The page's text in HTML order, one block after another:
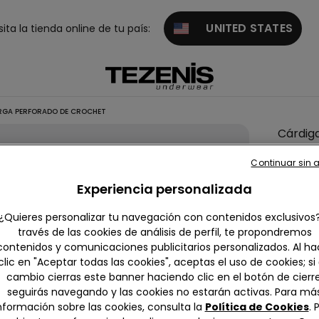
la tienda online de tu país: UNITED STATES
PERFORADO DE CROCHET
Larga
de
Crochet
null
4,0
Experiencia personalizada
personalizar tu navegación con contenidos
través de las cookies de análisis de perfil, te propondremos
y comunicaciones publicitarios personalizados. Al
en "Aceptar todas las cookies", aceptas el uso de cookies; si
cambio cierras este banner haciendo clic en el botón de
seguirás navegando y las cookies no estarán activas. Para
sobre las cookies, consulta la Política de Cookies.
Continuar sin